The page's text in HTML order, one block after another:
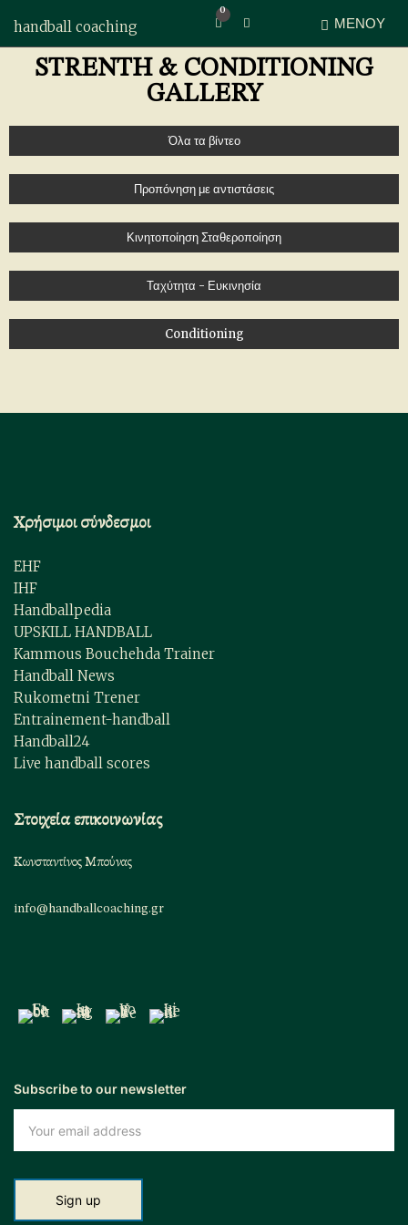
handball coaching
0
Επέκταση φόρμας αναζήτησης
ΜΕΝΟΎ
STRENTH & CONDITIONING
GALLERY
Όλα τα βίντεο
Προπόνηση με αντιστάσεις
Κινητοποίηση Σταθεροποίηση
Ταχύτητα - Ευκινησία
Conditioning
Χρήσιμοι σύνδεσμοι
EHF
IHF
Handballpedia
UPSKILL HANDBALL
Kammous Bouchehda Trainer
Handball News
Rukometni Trener
Entrainement-handball
Handball24
Live handball scores
Στοιχεία επικοινωνίας
Κωνσταντίνος Μπούνας
info@handballcoaching.gr
Subscribe to our newsletter